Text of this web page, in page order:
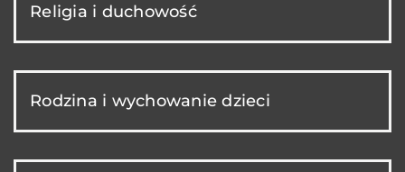
Religia i duchowość
Rodzina i wychowanie dzieci